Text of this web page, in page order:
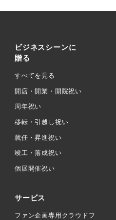
ビジネスシーンに
贈る
すべてを見る
開店・開業・開院祝い
周年祝い
移転・引越し祝い
就任・昇進祝い
竣工・落成祝い
個展開催祝い
サービス
ファン企画専用クラウドフ